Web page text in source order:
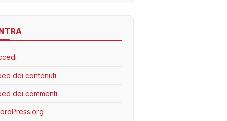
dei contenuti
dei commenti